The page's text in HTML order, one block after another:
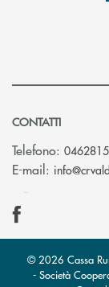
CONTATTI
Telefono:
E-mail:
© 2026 Cassa
- Società